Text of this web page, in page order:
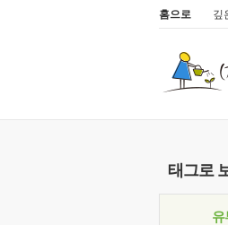
홈으로 깊
태그로
유